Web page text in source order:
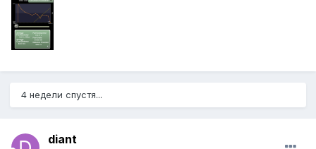
4 недели спустя...
diant